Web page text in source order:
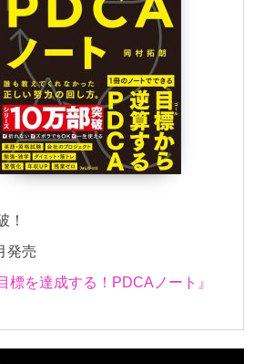
！
発売
標を達成する！PDCAノート』